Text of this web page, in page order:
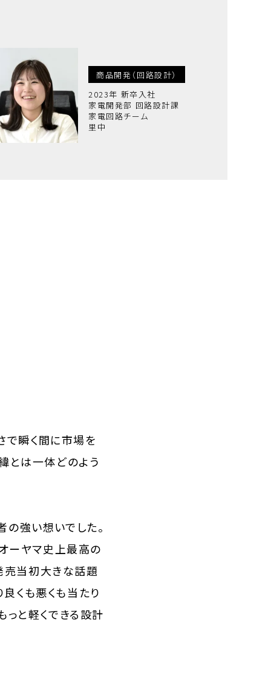
商品開発（回路設計）
2023年 新卒入社
家電開発部 回路設計課
家電回路チーム
里中
瞬く間に市場を
とは一体どのよう
強い想いでした。
ーヤマ史上最高の
売当初大きな話題
くも悪くも当たり
っと軽くできる設計